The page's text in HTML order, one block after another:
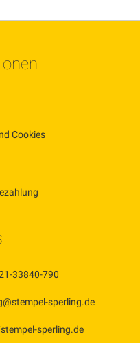
Cookies
33840-790
sperling.de
sperling.de